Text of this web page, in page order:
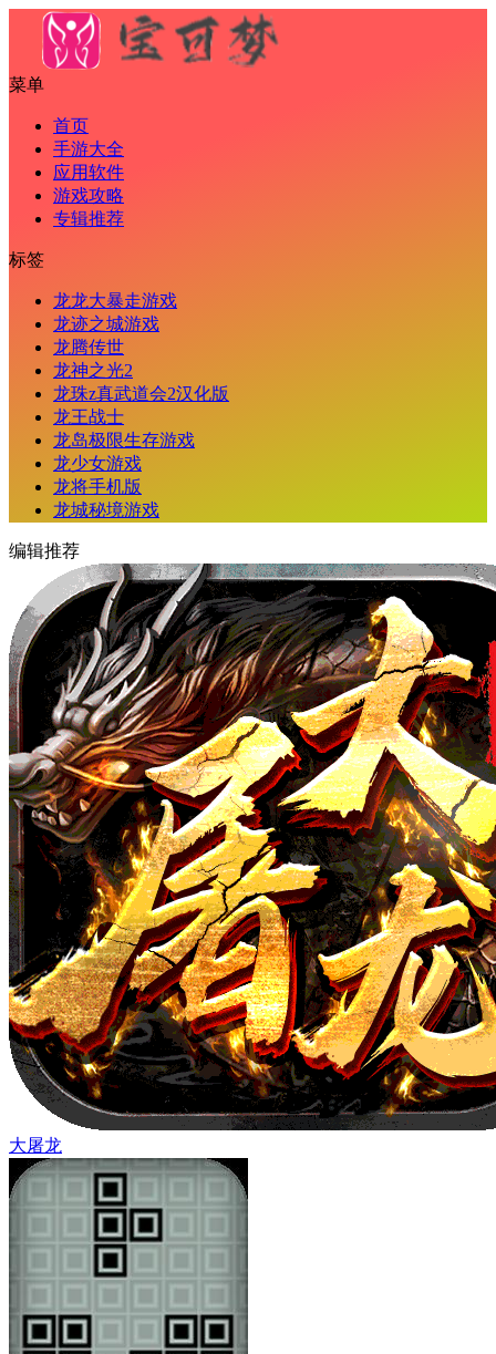
菜单
首页
手游大全
应用软件
游戏攻略
专辑推荐
标签
龙龙大暴走游戏
龙迹之城游戏
龙腾传世
龙神之光2
龙珠z真武道会2汉化版
龙王战士
龙岛极限生存游戏
龙少女游戏
龙将手机版
龙城秘境游戏
编辑推荐
大屠龙